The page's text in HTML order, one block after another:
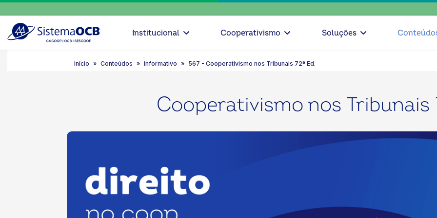
Institucional Cooperativismo Soluções
Início Conteúdos Informativo 567 - Cooperativismo nos Tribunais 72ª Ed.
Cooperativismo nos Tribunais